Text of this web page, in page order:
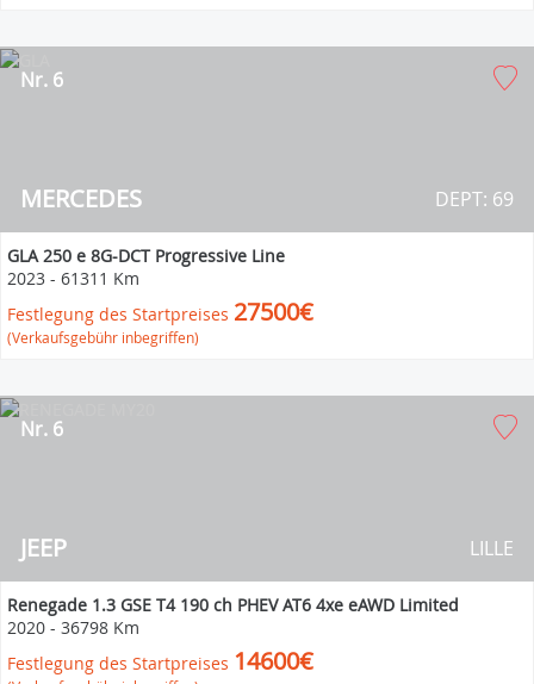
MERCEDES
Nr. 6
DEPT: 69
GLA 250 e 8G-DCT Progressive Line
2023 - 61311 Km
Festlegung des Startpreises 27500€
(Verkaufsgebühr inbegriffen)
JEEP
Nr. 6
LILLE
Renegade 1.3 GSE T4 190 ch PHEV AT6 4xe eAWD Limited
2020 - 36798 Km
Festlegung des Startpreises 14600€